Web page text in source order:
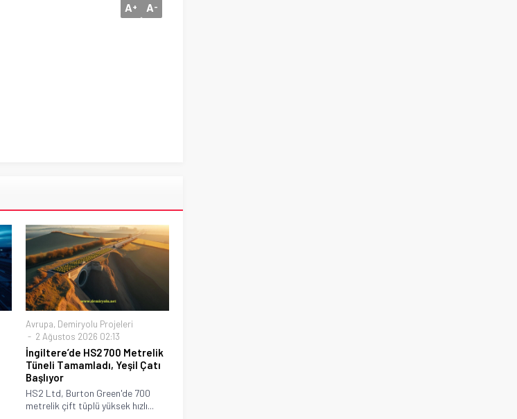
A+ A-
Avrupa, Demiryolu Projeleri
2 Ağustos 2026 02:13
İngiltere’de HS2 700 Metrelik
Tüneli Tamamladı, Yeşil Çatı
Başlıyor
HS2 Ltd, Burton Green'de 700
metrelik çift tüplü yüksek hızlı...